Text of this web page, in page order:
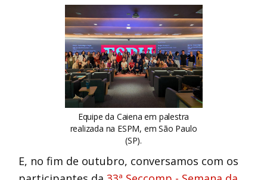
Equipe da Caiena em palestra
realizada na ESPM, em São Paulo
(SP).
E, no fim de outubro, conversamos com os